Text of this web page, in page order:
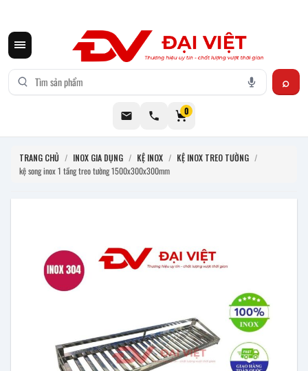
0
TRANG CHỦ / INOX GIA DỤNG / KỆ INOX / KỆ INOX TREO TƯỜNG /
kệ song inox 1 tầng treo tường 1500x300x300mm